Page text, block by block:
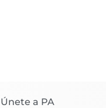
Únete a PA